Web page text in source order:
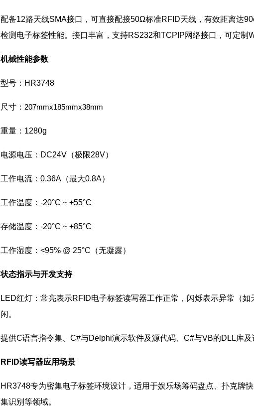
配备12路天线SMA接口，可直接配接50Ω标准RFID天线，有效距离达
检测电子标签性能。接口丰富，支持RS232和TCPIP网络接口，可定制
机械性能参数
型号：HR3748
尺寸： 207mmx185mmx38mm
重量：1280g
电源电压：DC24V（极限28V）
工作电流：0.36A（最大0.8A）
工作温度：-20°C ~ +55°C
存储温度：-20°C ~ +85°C
工作湿度：<95% @ 25°C（无凝露）
状态指示与开发支持
LED红灯：常亮表示RFID电子标签读写器工作正常，闪烁表示异常（
闲。
提供C语言指令集、C#与Delphi演示软件及源代码、C#与VB的DLL库及
RFID读写器应用场景
HR3748专为密集电子标签环境设计，适用于娱乐场筹码盘点、扑克牌
集识别等领域。